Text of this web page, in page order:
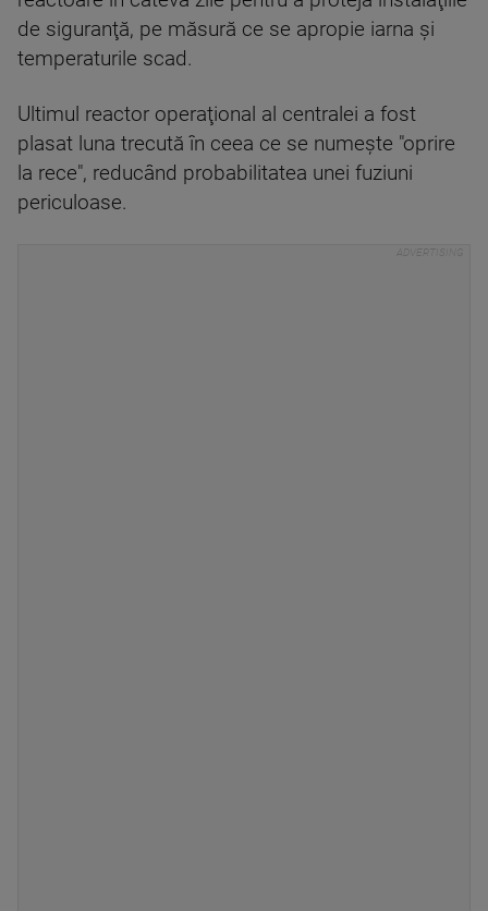
de siguranţă, pe măsură ce se apropie iarna şi
temperaturile scad.
Ultimul reactor operaţional al centralei a fost
plasat luna trecută în ceea ce se numeşte "oprire
la rece", reducând probabilitatea unei fuziuni
periculoase.